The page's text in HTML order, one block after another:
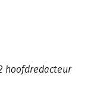
hoofdredacteur